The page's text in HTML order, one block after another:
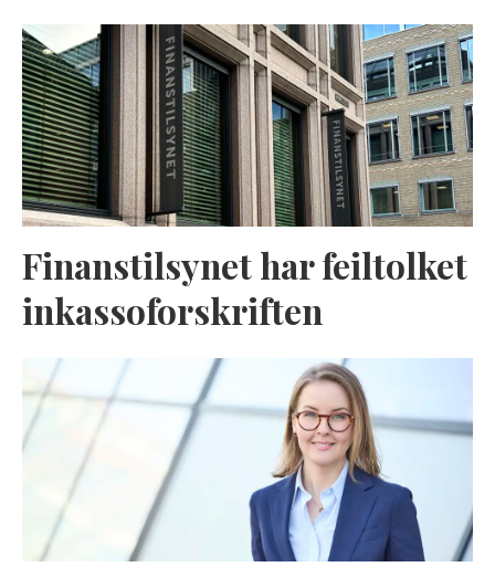
Finanstilsynet har feiltolket
inkassoforskriften